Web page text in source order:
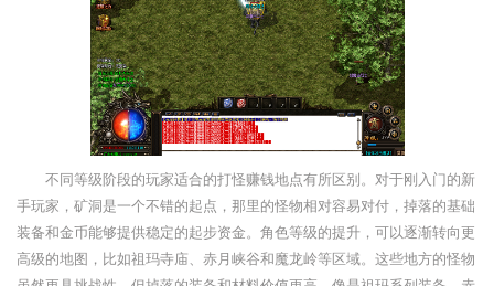
不同等级阶段的玩家适合的打怪赚钱地点有所区别。对于刚入门的新
手玩家，矿洞是一个不错的起点，那里的怪物相对容易对付，掉落的基础
装备和金币能够提供稳定的起步资金。角色等级的提升，可以逐渐转向更
高级的地图，比如祖玛寺庙、赤月峡谷和魔龙岭等区域。这些地方的怪物